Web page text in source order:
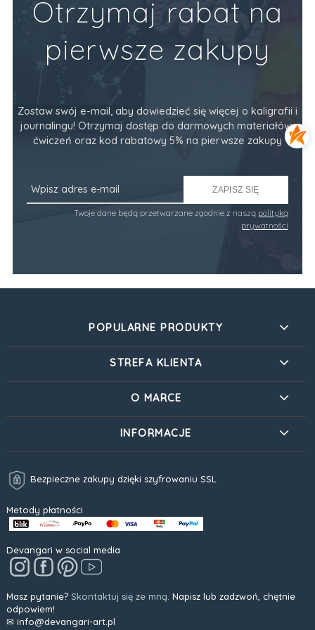
Otrzymaj rabat na
pierwsze zakupy
Zostaw swój e-mail, aby dowiedzieć się więcej o kaligrafii i
journalingu! Otrzymaj dostęp do darmowych materiałów,
ćwiczeń oraz kod rabatowy 5% na pierwsze zakupy
ZAPISZ SIĘ
Twoje dane będą przetwarzane zgodnie z naszą polityką
prywatności
POPULARNE PRODUKTY
STREFA KLIENTA
O MARCE
INFORMACJE
Bezpieczne zakupy dzięki szyfrowaniu SSL
Metody płatności
Devangari w social media
Masz pytanie? Skontaktuj się ze mną. Napisz lub zadzwoń, chętnie
odpowiem!
✉ info@devangari-art.pl